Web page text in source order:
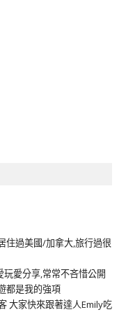
住過美國/加拿大,旅行過很
愛分享,常常不吝惜公開
都是我的強項
大家快來跟著達人Emily吃